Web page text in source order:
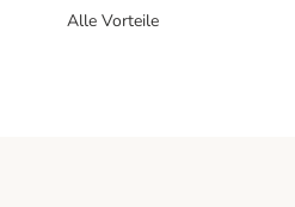
Alle Vorteile